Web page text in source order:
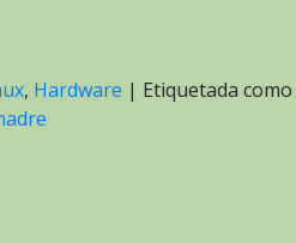
, Hardware | Etiquetada como